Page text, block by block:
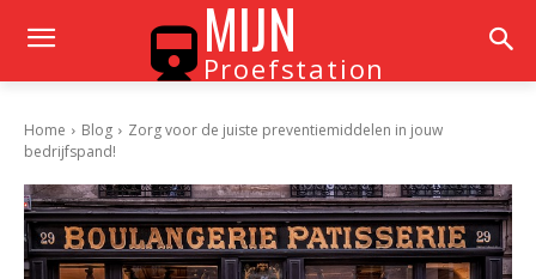
MIJN
Proefstation
Home Blog
Zorg voor de juiste preventiemiddelen in jouw
bedrijfspand!